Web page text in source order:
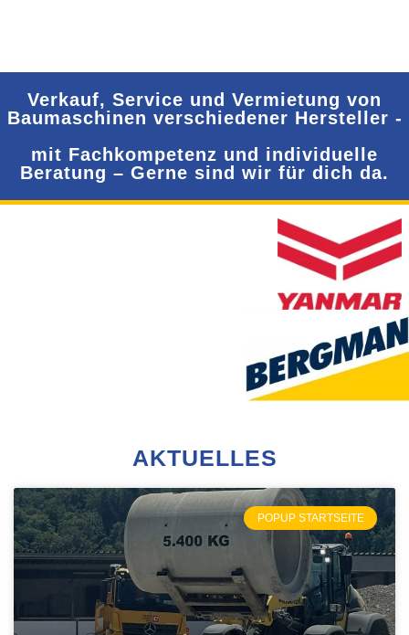
Verkauf, Service und Vermietung von
Baumaschinen verschiedener Hersteller -
mit Fachkompetenz und individuelle
Beratung – Gerne sind wir für dich da.
AKTUELLES
POPUP STARTSEITE